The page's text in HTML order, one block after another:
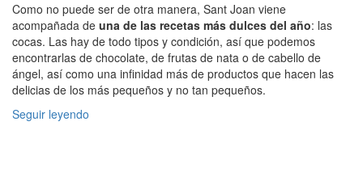
Como no puede ser de otra manera, Sant Joan viene
acompañada de una de las recetas más dulces del año: las
cocas. Las hay de todo tipos y condición, así que podemos
encontrarlas de chocolate, de frutas de nata o de cabello de
ángel, así como una infinidad más de productos que hacen las
delicias de los más pequeños y no tan pequeños.
Seguir leyendo